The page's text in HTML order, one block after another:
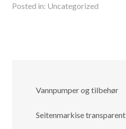
Posted in: Uncategorized
Vannpumper og tilbehør
Seitenmarkise transparent